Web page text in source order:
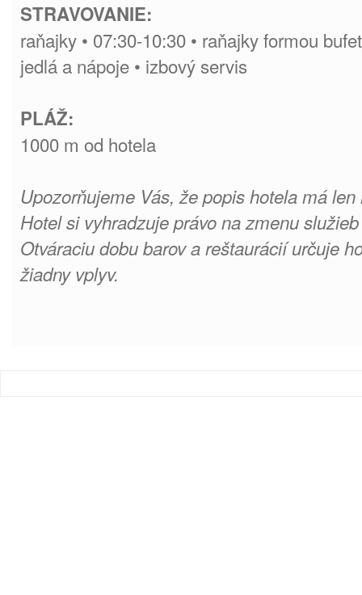
STRAVOVANIE:
raňajky • 07:30-10:30 • raňajky formou
jedlá a nápoje • izbový servis
PLÁŽ:
1000 m od hotela
Upozorňujeme Vás, že popis hotela má
Hotel si vyhradzuje právo na zmenu
Otváraciu dobu barov a reštaurácií určuje
žiadny vplyv.